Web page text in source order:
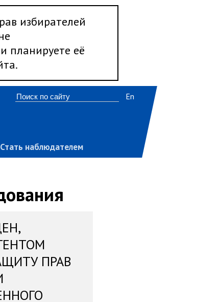
избирателей
планируете её
Стать наблюдателем
En
ПРАВ